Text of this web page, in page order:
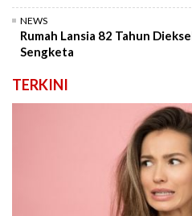
NEWS
Rumah Lansia 82 Tahun
Sengketa
TERKINI